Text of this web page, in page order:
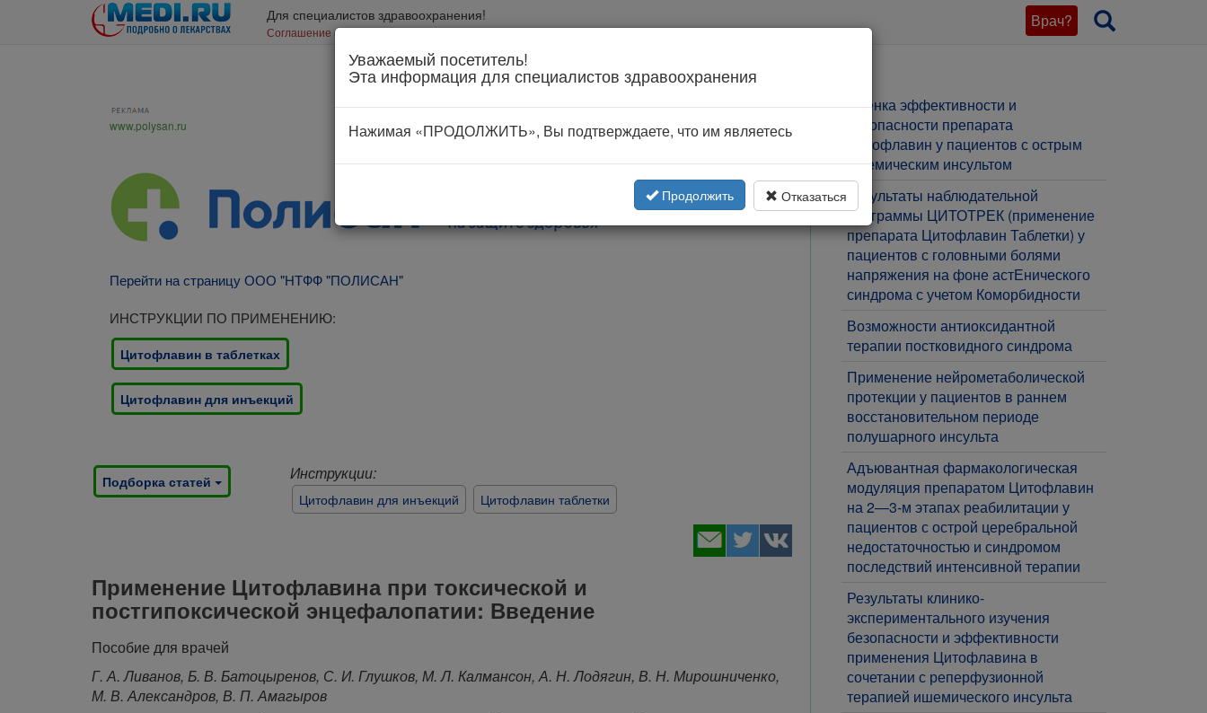
Врач?
Для специалистов здравоохранения!
Соглашение об использовании
Уважаемый посетитель!
Эта информация для специалистов здравоохранения
Нажимая «ПРОДОЛЖИТЬ», Вы подтверждаете, что им являетесь
Продолжить Отказаться
www.polysan.ru
Перейти на страницу ООО "НТФФ "ПОЛИСАН"
ИНСТРУКЦИИ ПО ПРИМЕНЕНИЮ:
Цитофлавин в таблетках
Цитофлавин для инъекций
Подборка статей Инструкции:
Цитофлавин для инъекций Цитофлавин таблетки
Применение Цитофлавина при токсической и
постгипоксической энцефалопатии: Введение
Пособие для врачей
Г. А. Ливанов, Б. В. Батоцыренов, С. И. Глушков, М. Л. Калмансон, А. Н. Лодягин, В. Н. Мирошниченко,
М. В. Александров, В. П. Амагыров
Оценка эффективности и
безопасности препарата
Цитофлавин у пациентов с острым
ишемическим инсультом
Результаты наблюдательной
программы ЦИТОТРЕК (применение
препарата Цитофлавин Таблетки) у
пациентов с головными болями
напряжения на фоне астЕнического
синдрома с учетом Коморбидности
Возможности антиоксидантной
терапии постковидного синдрома
Применение нейрометаболической
протекции у пациентов в раннем
восстановительном периоде
полушарного инсульта
Адъювантная фармакологическая
модуляция препаратом Цитофлавин
на 2—3-м этапах реабилитации у
пациентов с острой церебральной
недостаточностью и синдромом
последствий интенсивной терапии
Результаты клинико-
экспериментального изучения
безопасности и эффективности
применения Цитофлавина в
сочетании с реперфузионной
терапией ишемического инсульта